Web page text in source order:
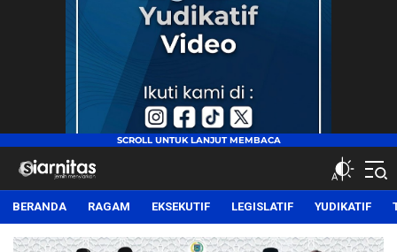
siarnitas
Jernih Menyiarkan
BERANDA RAGAM EKSEKUTIF LEGISLATIF YUDIKATIF